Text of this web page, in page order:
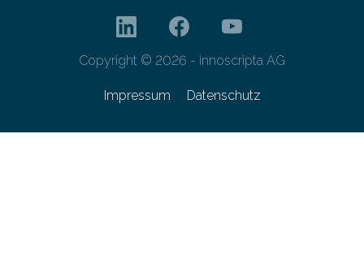
Copyright © 2026 - innoscripta AG
Impressum Datenschutz